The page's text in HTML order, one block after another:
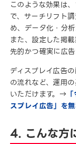
このような効果は
で、サーチリフト
め、データ化・分析
また、設定した掲
先的かつ確実に広告
ディスプレイ広告
の流れなど、運用
いただけます。→
スプレイ広告」を
4. こんな方